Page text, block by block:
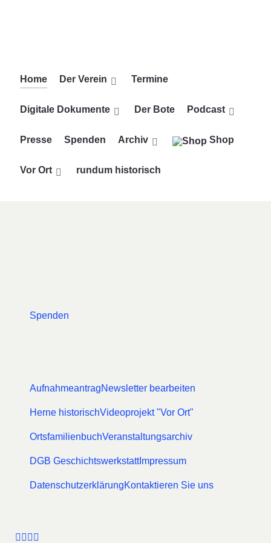
Home Der Verein Termine
Digitale Dokumente Der Bote Podcast
Presse Spenden Archiv Shop
Vor Ort rundum historisch
Spenden
AufnahmeantragNewsletter bearbeiten
Herne historischVideoprojekt "Vor Ort"
OrtsfamilienbuchVeranstaltungsarchiv
DGB GeschichtswerkstattImpressum
DatenschutzerklärungKontaktieren Sie uns